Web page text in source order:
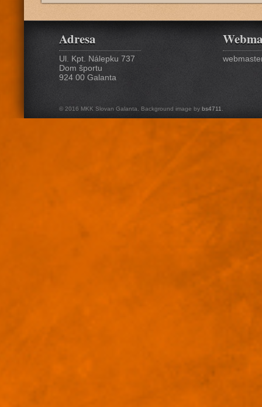
Adresa
Ul. Kpt. Nálepku 737
Dom športu
924 00 Galanta
© 2016 MKK Slovan Galanta. Background image by bs4711